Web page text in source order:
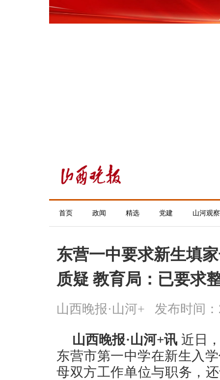
首页 政闻 精选 党建 山河观察
东营一中要求新生填
质疑 教育局：已要求
山西晚报·山河+ 发布时间：
山西晚报·山河+讯 近日
东营市第一中学在新生入
母双方工作单位与职务，